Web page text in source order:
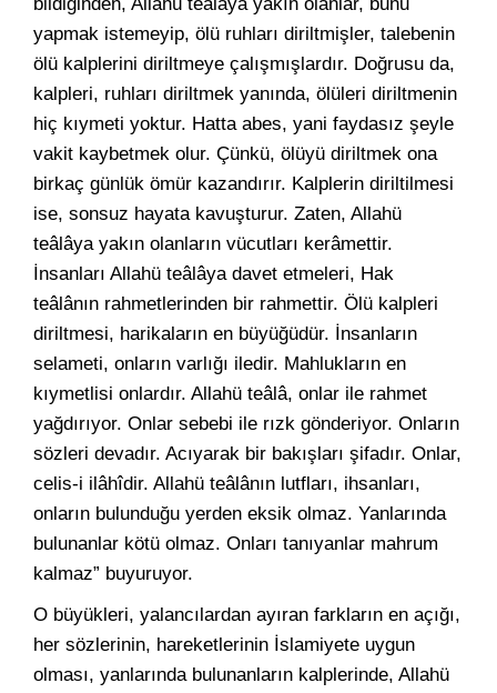
yapmak istemeyip, ölü ruhları diriltmişler, talebenin
ölü kalplerini diriltmeye çalışmışlardır. Doğrusu da,
kalpleri, ruhları diriltmek yanında, ölüleri diriltmenin
hiç kıymeti yoktur. Hatta abes, yani faydasız şeyle
vakit kaybetmek olur. Çünkü, ölüyü diriltmek ona
birkaç günlük ömür kazandırır. Kalplerin diriltilmesi
ise, sonsuz hayata kavuşturur. Zaten, Allahü
teâlâya yakın olanların vücutları kerâmettir.
İnsanları Allahü teâlâya davet etmeleri, Hak
teâlânın rahmetlerinden bir rahmettir. Ölü kalpleri
diriltmesi, harikaların en büyüğüdür. İnsanların
selameti, onların varlığı iledir. Mahlukların en
kıymetlisi onlardır. Allahü teâlâ, onlar ile rahmet
yağdırıyor. Onlar sebebi ile rızk gönderiyor. Onların
sözleri devadır. Acıyarak bir bakışları şifadır. Onlar,
celis-i ilâhîdir. Allahü teâlânın lutfları, ihsanları,
onların bulunduğu yerden eksik olmaz. Yanlarında
bulunanlar kötü olmaz. Onları tanıyanlar mahrum
kalmaz” buyuruyor.
O büyükleri, yalancılardan ayıran farkların en açığı,
her sözlerinin, hareketlerinin İslamiyete uygun
olması, yanlarında bulunanların kalplerinde, Allahü